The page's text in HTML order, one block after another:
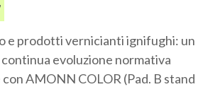
e prodotti vernicianti ignifughi: un
evoluzione normativa
AMONN COLOR (Pad. B stand